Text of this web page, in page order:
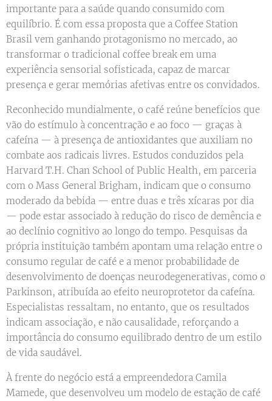
importante para a saúde quando consumido com
equilíbrio. É com essa proposta que a Coffee Station
Brasil vem ganhando protagonismo no mercado, ao
transformar o tradicional coffee break em uma
experiência sensorial sofisticada, capaz de marcar
presença e gerar memórias afetivas entre os convidados.
Reconhecido mundialmente, o café reúne benefícios que
vão do estímulo à concentração e ao foco — graças à
cafeína — à presença de antioxidantes que auxiliam no
combate aos radicais livres. Estudos conduzidos pela
Harvard T.H. Chan School of Public Health, em parceria
com o Mass General Brigham, indicam que o consumo
moderado da bebida — entre duas e três xícaras por dia
— pode estar associado à redução do risco de demência e
ao declínio cognitivo ao longo do tempo. Pesquisas da
própria instituição também apontam uma relação entre o
consumo regular de café e a menor probabilidade de
desenvolvimento de doenças neurodegenerativas, como o
Parkinson, atribuída ao efeito neuroprotetor da cafeína.
Especialistas ressaltam, no entanto, que os resultados
indicam associação, e não causalidade, reforçando a
importância do consumo equilibrado dentro de um estilo
de vida saudável.
À frente do negócio está a empreendedora Camila
Mamede, que desenvolveu um modelo de estação de café